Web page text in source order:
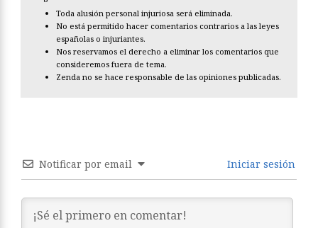
Toda alusión personal injuriosa será eliminada.
No está permitido hacer comentarios contrarios a las leyes
españolas o injuriantes.
Nos reservamos el derecho a eliminar los comentarios que
consideremos fuera de tema.
Zenda no se hace responsable de las opiniones publicadas.
Notificar por email Iniciar sesión